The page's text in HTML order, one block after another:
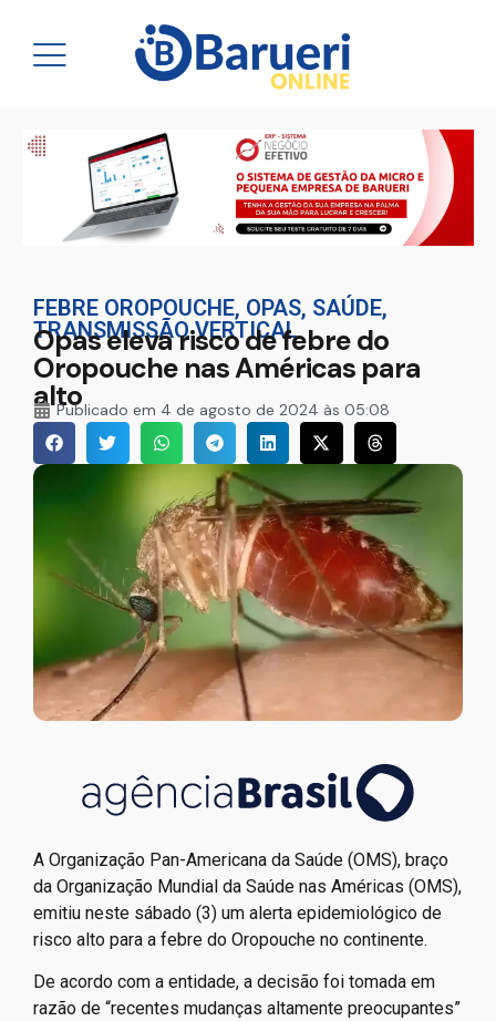
FEBRE OROPOUCHE, OPAS, SAÚDE,
TRANSMISSÃO VERTICAL
Opas eleva risco de febre do
Oropouche nas Américas para
altoPublicado em 4 de agosto de 2024 às 05:08
A Organização Pan-Americana da Saúde (OMS), braço
da Organização Mundial da Saúde nas Américas (OMS),
emitiu neste sábado (3) um alerta epidemiológico de
risco alto para a febre do Oropouche no continente.
De acordo com a entidade, a decisão foi tomada em
razão de “recentes mudanças altamente preocupantes”